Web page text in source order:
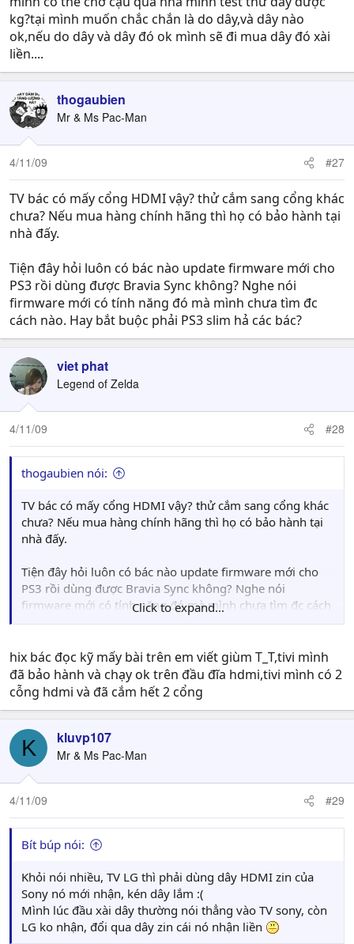
kg?tại mình muốn chắc chắn là do dây,và dây nào
ok,nếu do dây và dây đó ok mình sẽ đi mua dây đó xài
liền....
thogaubien
Mr & Ms Pac-Man
4/11/09 #27
TV bác có mấy cổng HDMI vậy? thử cắm sang cổng khác
chưa? Nếu mua hàng chính hãng thì họ có bảo hành tại
nhà đấy.
Tiện đây hỏi luôn có bác nào update firmware mới cho
PS3 rồi dùng được Bravia Sync không? Nghe nói
firmware mới có tính năng đó mà mình chưa tìm đc
cách nào. Hay bắt buộc phải PS3 slim hả các bác?
viet phat
Legend of Zelda
4/11/09 #28
thogaubien nói:
TV bác có mấy cổng HDMI vậy? thử cắm sang cổng khác
chưa? Nếu mua hàng chính hãng thì họ có bảo hành tại
nhà đấy.
Tiện đây hỏi luôn có bác nào update firmware mới cho
PS3 rồi dùng được Bravia Sync không? Nghe nói
firmware mới có tính năng đó mà mình chưa tìm đc cách
nào. Hay bắt buộc phải PS3 slim hả các bác?
Click to expand...
hix bác đọc kỹ mấy bài trên em viết giùm T_T,tivi mình
đã bảo hành và chạy ok trên đầu đĩa hdmi,tivi mình có 2
cỗng hdmi và đã cắm hết 2 cổng
K kluvp107
Mr & Ms Pac-Man
4/11/09 #29
Bít búp nói:
Khỏi nói nhiều, TV LG thì phải dùng dây HDMI zin của
Sony nó mới nhận, kén dây lắm :(
Mình lúc đầu xài dây thường nói thẳng vào TV sony, còn
LG ko nhận, đổi qua dây zin cái nó nhận liền